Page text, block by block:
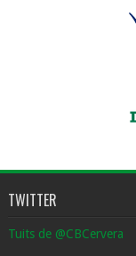
TWITTER
Tuits de @CBCervera